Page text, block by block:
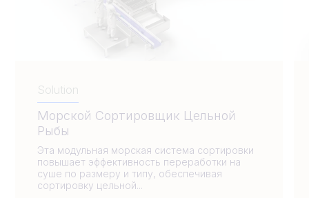
Solution
Морской Сортировщик Цельной
Рыбы
Эта модульная морская система сортировки
повышает эффективность переработки на
суше по размеру и типу, обеспечивая
сортировку цельной...